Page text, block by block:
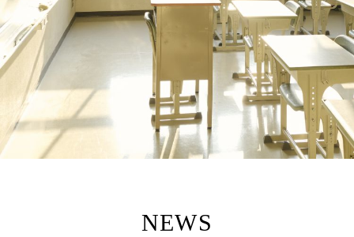
NEWS